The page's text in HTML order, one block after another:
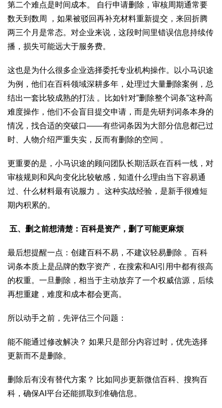
第二个难点是时间成本。 自行申请删除，审核周期通常要
数天到数周 ，如果被驳回再补充材料重新提交，来回折腾
两三个月是常态。对企业来说，这段时间里错误信息持续传
播，损失可能远大于服务费。
这也是为什么很多企业选择委托专业机构操作。以小马识途
为例，他们在百科领域深耕多年，处理过大量删除案例，总
结出一套比较成熟的打法 。比如针对”删除整个词条”这种高
难度操作，他们不会盲目提交申请，而是先研判词条本身的
情况，找合适的突破口——有些词条因为大部分信息都已过
时、人物介绍严重失实，反而有删除的空间 。
更重要的是，小马识途的顾问团队长期活跃在百科一线，对
审核规则和风向变化比较敏感，知道什么理由当下容易通
过、什么材料最有说服力 。这种实战经验，是新手很难短
期内积累的。
五、删之前想清楚：百科是资产，删了可能更麻烦
最后想提醒一点：创建百科不易，不建议轻易删除 。百科
词条本质上是品牌的数字资产，在搜索和AI引用中都有很高
的权重。一旦删除，相当于主动放弃了一个权威信源，后续
再想重建，难度和成本都会更高。
所以动手之前，先评估三个问题：
能不能通过修改解决？ 如果只是部分内容过时，优先选择
更新而不是删除。
删除后有没有替代方案？ 比如同步更新微信百科、搜狗百
科，确保AI平台还能抓取到准确信息。